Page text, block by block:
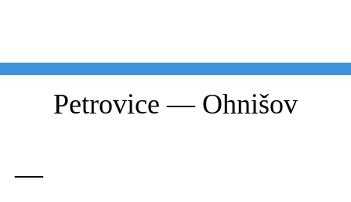
Petrovice — Ohnišov
—